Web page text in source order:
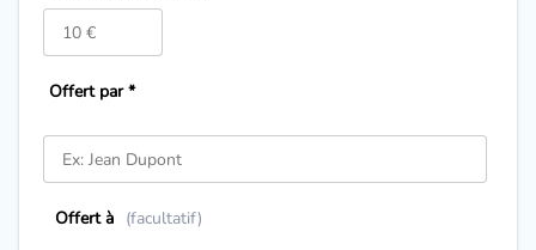
Offert par *
Offert à (facultatif)